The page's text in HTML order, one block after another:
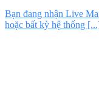
Bạn đang nhận Live
hoặc bất kỳ hệ thống